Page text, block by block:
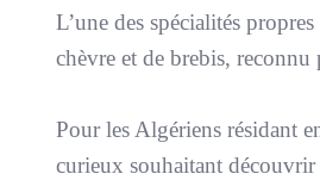
L’une des spécialités
chèvre et de brebis,
Pour les Algériens résidant
curieux souhaitant découvrir